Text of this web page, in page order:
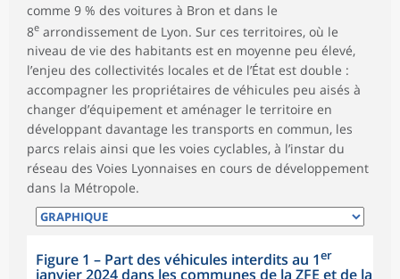
comme 9 % des voitures à Bron et dans le
8e arrondissement de Lyon. Sur ces territoires, où le
niveau de vie des habitants est en moyenne peu élevé,
l’enjeu des collectivités locales et de l’État est double :
accompagner les propriétaires de véhicules peu aisés à
changer d’équipement et aménager le territoire en
développant davantage les transports en commun, les
parcs relais ainsi que les voies cyclables, à l’instar du
réseau des Voies Lyonnaises en cours de développement
dans la Métropole.
Figure 1 – Part des véhicules interdits au 1er
janvier 2024 dans les communes de la ZFE et de la